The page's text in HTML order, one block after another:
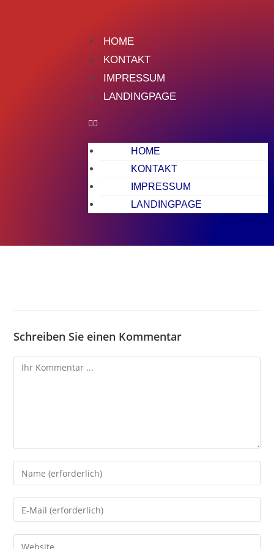
HOME
KONTAKT
IMPRESSUM
LANDINGPAGE
HOME
KONTAKT
IMPRESSUM
LANDINGPAGE
Schreiben Sie einen Kommentar